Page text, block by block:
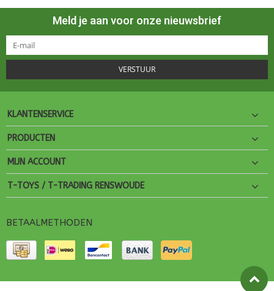
Meld je aan voor onze nieuwsbrief
VERSTUUR
KLANTENSERVICE
PRODUCTEN
MIJN ACCOUNT
T-TOYS / T-TRADING RENSWOUDE
BETAALMETHODEN